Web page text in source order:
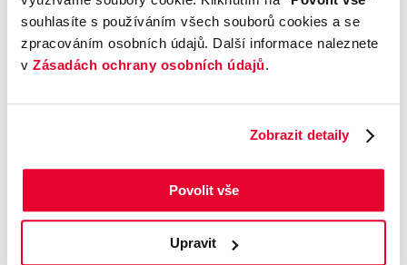
souhlasíte s používáním všech souborů cookies a se
zpracováním osobních údajů. Další informace naleznete
v Zásadách ochrany osobních údajů.
Zobrazit detaily
Povolit vše
Upravit
Mazda
CX-5
Výbava
Centre Line
Karoserie
SUV
2.5 e-Skyactiv G 141 k
spotřeba
7,4 l/100 km
5
Červená
19"
Odpočet DPH
S odpočtem DPH
Ihned k odběru
Objednávací kód
OB71000728